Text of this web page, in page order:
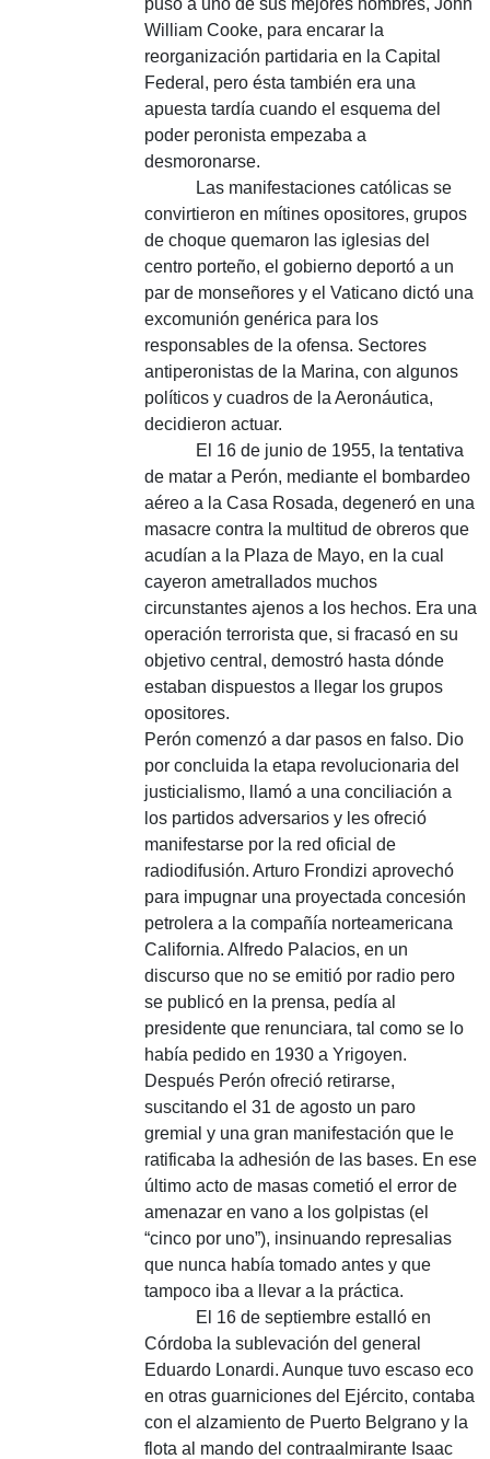
William Cooke, para encarar la
reorganización partidaria en la Capital
Federal, pero ésta también era una
apuesta tardía cuando el esquema del
poder peronista empezaba a
desmoronarse.
Las manifestaciones católicas se
convirtieron en mítines opositores, grupos
de choque quemaron las iglesias del
centro porteño, el gobierno deportó a un
par de monseñores y el Vaticano dictó una
excomunión genérica para los
responsables de la ofensa. Sectores
antiperonistas de la Marina, con algunos
políticos y cuadros de la Aeronáutica,
decidieron actuar.
El 16 de junio de 1955, la tentativa
de matar a Perón, mediante el bombardeo
aéreo a la Casa Rosada, degeneró en una
masacre contra la multitud de obreros que
acudían a la Plaza de Mayo, en la cual
cayeron ametrallados muchos
circunstantes ajenos a los hechos. Era una
operación terrorista que, si fracasó en su
objetivo central, demostró hasta dónde
estaban dispuestos a llegar los grupos
opositores.
Perón comenzó a dar pasos en falso. Dio
por concluida la etapa revolucionaria del
justicialismo, llamó a una conciliación a
los partidos adversarios y les ofreció
manifestarse por la red oficial de
radiodifusión. Arturo Frondizi aprovechó
para impugnar una proyectada concesión
petrolera a la compañía norteamericana
California. Alfredo Palacios, en un
discurso que no se emitió por radio pero
se publicó en la prensa, pedía al
presidente que renunciara, tal como se lo
había pedido en 1930 a Yrigoyen.
Después Perón ofreció retirarse,
suscitando el 31 de agosto un paro
gremial y una gran manifestación que le
ratificaba la adhesión de las bases. En ese
último acto de masas cometió el error de
amenazar en vano a los golpistas (el
“cinco por uno”), insinuando represalias
que nunca había tomado antes y que
tampoco iba a llevar a la práctica.
El 16 de septiembre estalló en
Córdoba la sublevación del general
Eduardo Lonardi. Aunque tuvo escaso eco
en otras guarniciones del Ejército, contaba
con el alzamiento de Puerto Belgrano y la
flota al mando del contraalmirante Isaac